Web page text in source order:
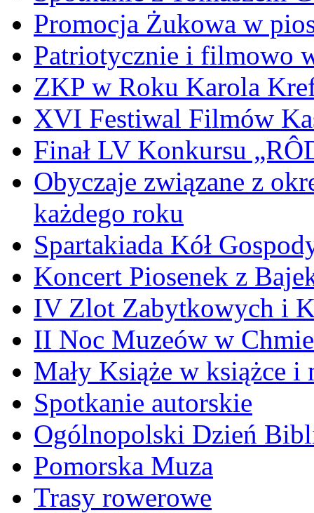
Promocja Żukowa w
Patriotycznie i filmowo
ZKP w Roku Karola
XVI Festiwal Filmów
Finał LV Konkursu
Obyczaje związane z
każdego roku
Spartakiada Kół
Koncert Piosenek z
IV Zlot Zabytkowych i
II Noc Muzeów w
Mały Książe w książce i
Spotkanie autorskie
Ogólnopolski Dzień
Pomorska Muza
Trasy rowerowe